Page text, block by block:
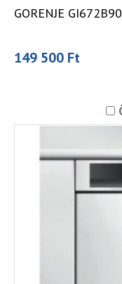
GORENJE
149 500 Ft